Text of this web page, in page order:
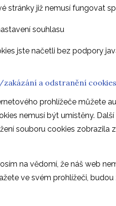
stránky již nemusí fungovat
souhlasu
jste načetli bez podpory
zakázání a odstranění cookies
prohlížeče můžete
nemusí být umístěny.
souboru cookies
na vědomí, že náš web
ve svém prohlížeči,